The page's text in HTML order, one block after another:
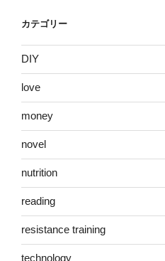
カテゴリー
DIY
love
money
novel
nutrition
reading
resistance training
technology